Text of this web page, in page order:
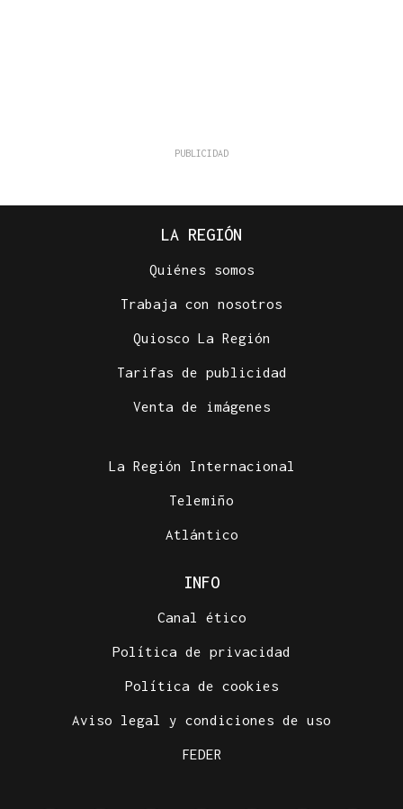
LA REGIÓN
Quiénes somos
Trabaja con nosotros
Quiosco La Región
Tarifas de publicidad
Venta de imágenes
La Región Internacional
Telemiño
Atlántico
INFO
Canal ético
Política de privacidad
Política de cookies
Aviso legal y condiciones de uso
FEDER